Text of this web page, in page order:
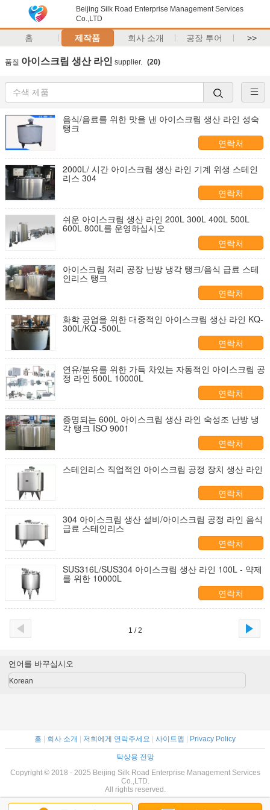
Beijing Silk Road Enterprise Management Services
Co.,LTD
홈 제작품 회사 소개 공장 투어 >>
품질 아이스크림 생산 라인 supplier. (20)
음식/음료를 위한 맛을 낸 아이스크림 생산 라인 성숙
탱크
연락처
2000L/ 시간 아이스크림 생산 라인 기계 위생 스테인
리스 304
연락처
쉬운 아이스크림 생산 라인 200L 300L 400L 500L
600L 800L를 운영하십시오
연락처
아이스크림 처리 공장 난방 냉각 탱크/음식 급료 스테
인리스 탱크
연락처
화학 공업을 위한 대중적인 아이스크림 생산 라인 KQ-
300L/KQ -500L
연락처
연유/분유를 위한 가득 차있는 자동적인 아이스크림 공
정 라인 500L 10000L
연락처
증명되는 600L 아이스크림 생산 라인 숙성조 난방 냉
각 탱크 ISO 9001
연락처
스테인리스 직업적인 아이스크림 공정 장치 생산 라인
연락처
304 아이스크림 생산 설비/아이스크림 공정 라인 음식
급료 스테인리스
연락처
SUS316L/SUS304 아이스크림 생산 라인 100L - 약제
를 위한 10000L
연락처
1 / 2
언어를 바꾸십시오
Korean
홈 회사 소개 저희에게 연락주세요 사이트맵 Privacy Policy
탁상용 전망
Copyright © 2018 - 2025 Beijing Silk Road Enterprise Management Services
Co.,LTD.
All rights reserved.